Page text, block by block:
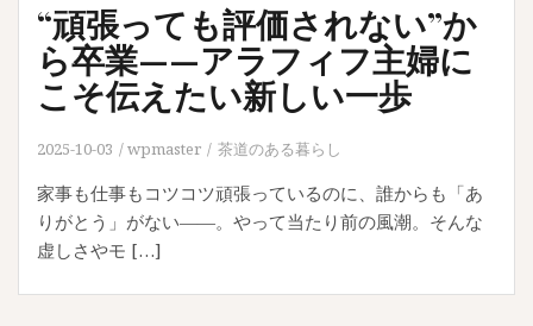
“頑張っても評価されない”か
ら卒業——アラフィフ主婦に
こそ伝えたい新しい一歩
2025-10-03 wpmaster 茶道のある暮らし
家事も仕事もコツコツ頑張っているのに、誰からも「あ
りがとう」がない——。やって当たり前の風潮。そんな
虚しさやモ […]